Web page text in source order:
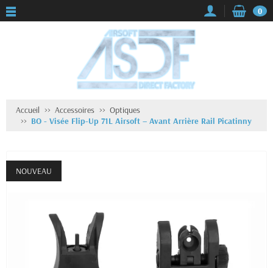
0
Accueil Accessoires
Optiques
BO - Visée Flip-Up 71L Airsoft – Avant Arrière Rail Picatinny
NOUVEAU